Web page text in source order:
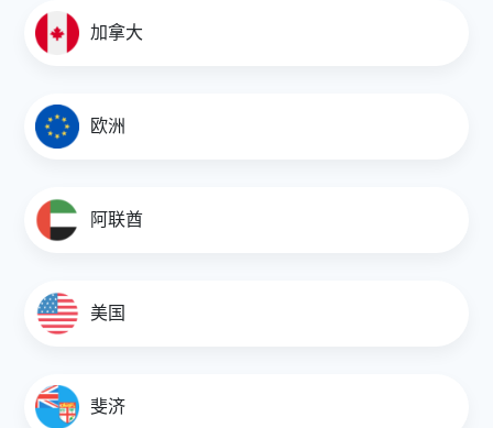
加拿大
欧洲
阿联酋
美国
斐济